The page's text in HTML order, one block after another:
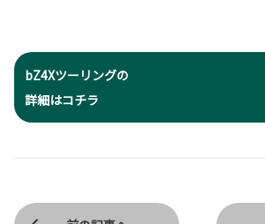
bZ4Xツーリングの
詳細はコチラ